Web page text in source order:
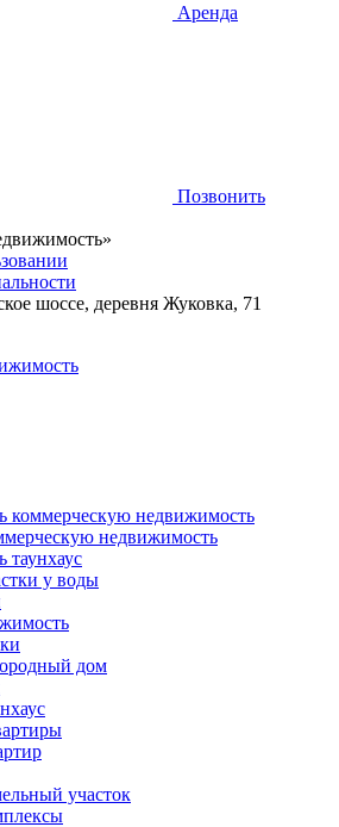
Аренда
Позвонить
шоссе, деревня Жуковка, 71
коммерческую недвижимость
недвижимость
таунхаус
у воды
дом
участок